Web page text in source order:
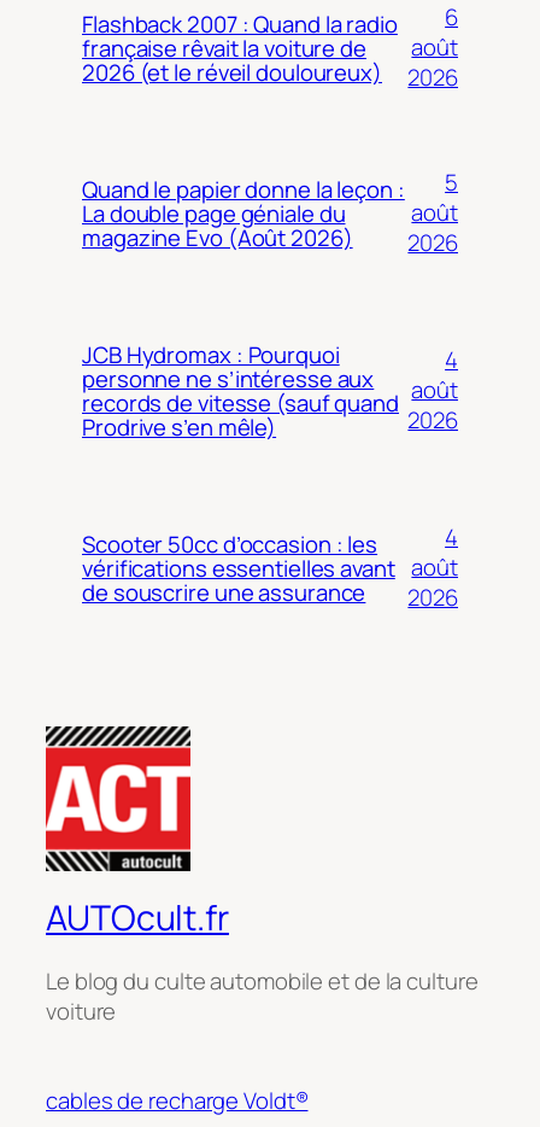
Flashback 2007 : Quand la radio
française rêvait la voiture de
2026 (et le réveil douloureux)
6
août
2026
Quand le papier donne la leçon :
La double page géniale du
magazine Evo (Août 2026)
5
août
2026
JCB Hydromax : Pourquoi
personne ne s’intéresse aux
records de vitesse (sauf quand
Prodrive s’en mêle)
4
août
2026
Scooter 50cc d’occasion : les
vérifications essentielles avant
de souscrire une assurance
4
août
2026
AUTOcult.fr
Le blog du culte automobile et de la culture
voiture
cables de recharge Voldt®